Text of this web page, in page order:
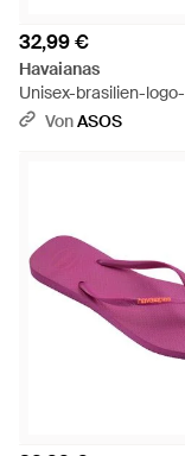
32,99 €
Havaianas
Unisex-brasilien-logo-
zehentrenner - Blau
VonASOS